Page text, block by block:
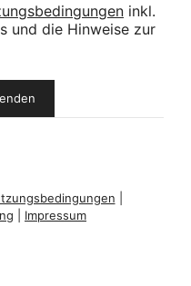
inkl.
s und die Hinweise zur
Impressum